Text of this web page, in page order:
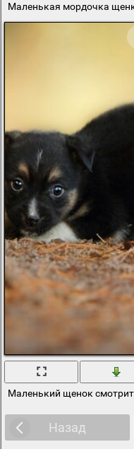
Маленькая мордочка
Маленький щенок
Назад